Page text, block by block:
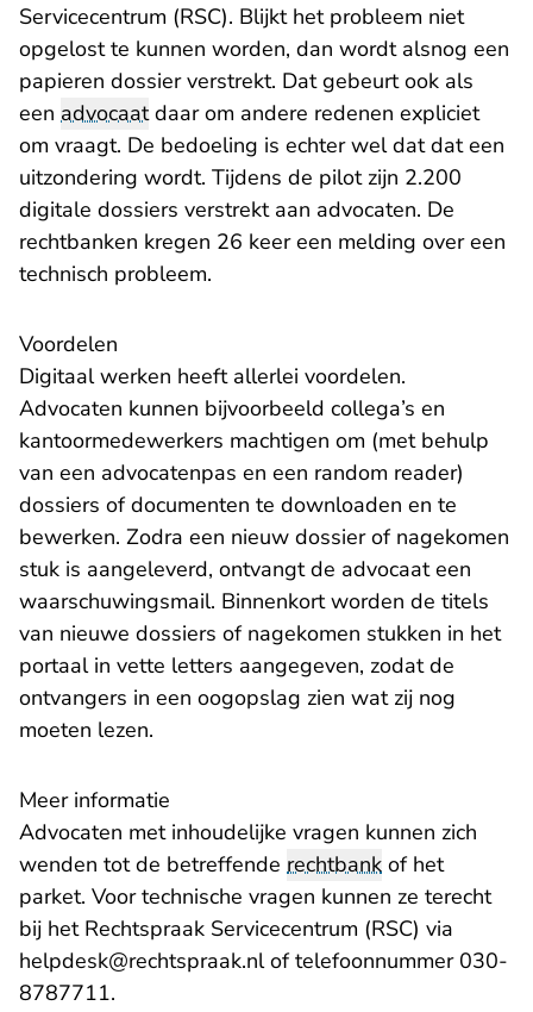
Servicecentrum (RSC). Blijkt het probleem niet
opgelost te kunnen worden, dan wordt alsnog een
papieren dossier verstrekt. Dat gebeurt ook als
een advocaatdaar om andere redenen expliciet
om vraagt. De bedoeling is echter wel dat dat een
uitzondering wordt. Tijdens de pilot zijn 2.200
digitale dossiers verstrekt aan advocaten. De
rechtbanken kregen 26 keer een melding over een
technisch probleem.
Voordelen
Digitaal werken heeft allerlei voordelen.
Advocaten kunnen bijvoorbeeld collega’s en
kantoormedewerkers machtigen om (met behulp
van een advocatenpas en een random reader)
dossiers of documenten te downloaden en te
bewerken. Zodra een nieuw dossier of nagekomen
stuk is aangeleverd, ontvangt de advocaat een
waarschuwingsmail. Binnenkort worden de titels
van nieuwe dossiers of nagekomen stukken in het
portaal in vette letters aangegeven, zodat de
ontvangers in een oogopslag zien wat zij nog
moeten lezen.
Meer informatie
Advocaten met inhoudelijke vragen kunnen zich
wenden tot de betreffende rechtbank of het
parket. Voor technische vragen kunnen ze terecht
bij het Rechtspraak Servicecentrum (RSC) via
helpdesk@rechtspraak.nl- U verlaat Rechtspraak.nl
of telefoonnummer 030-
8787711.